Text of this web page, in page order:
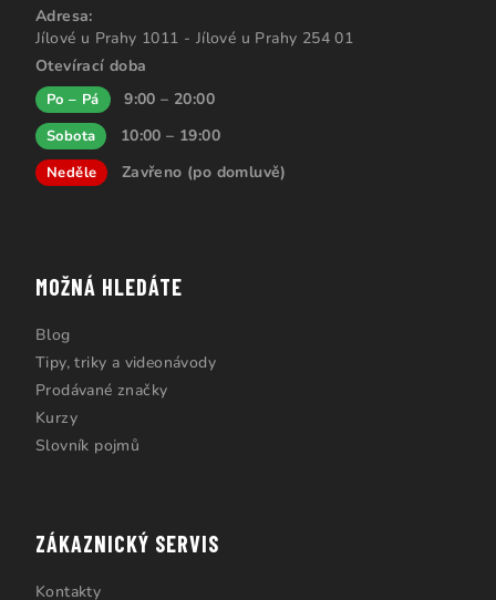
Adresa:
Jílové u Prahy 1011 - Jílové u Prahy 254 01
Otevírací doba
Po – Pá 9:00 – 20:00
Sobota 10:00 – 19:00
Neděle Zavřeno (po domluvě)
MOŽNÁ HLEDÁTE
Blog
Tipy, triky a videonávody
Prodávané značky
Kurzy
Slovník pojmů
ZÁKAZNICKÝ SERVIS
Kontakty